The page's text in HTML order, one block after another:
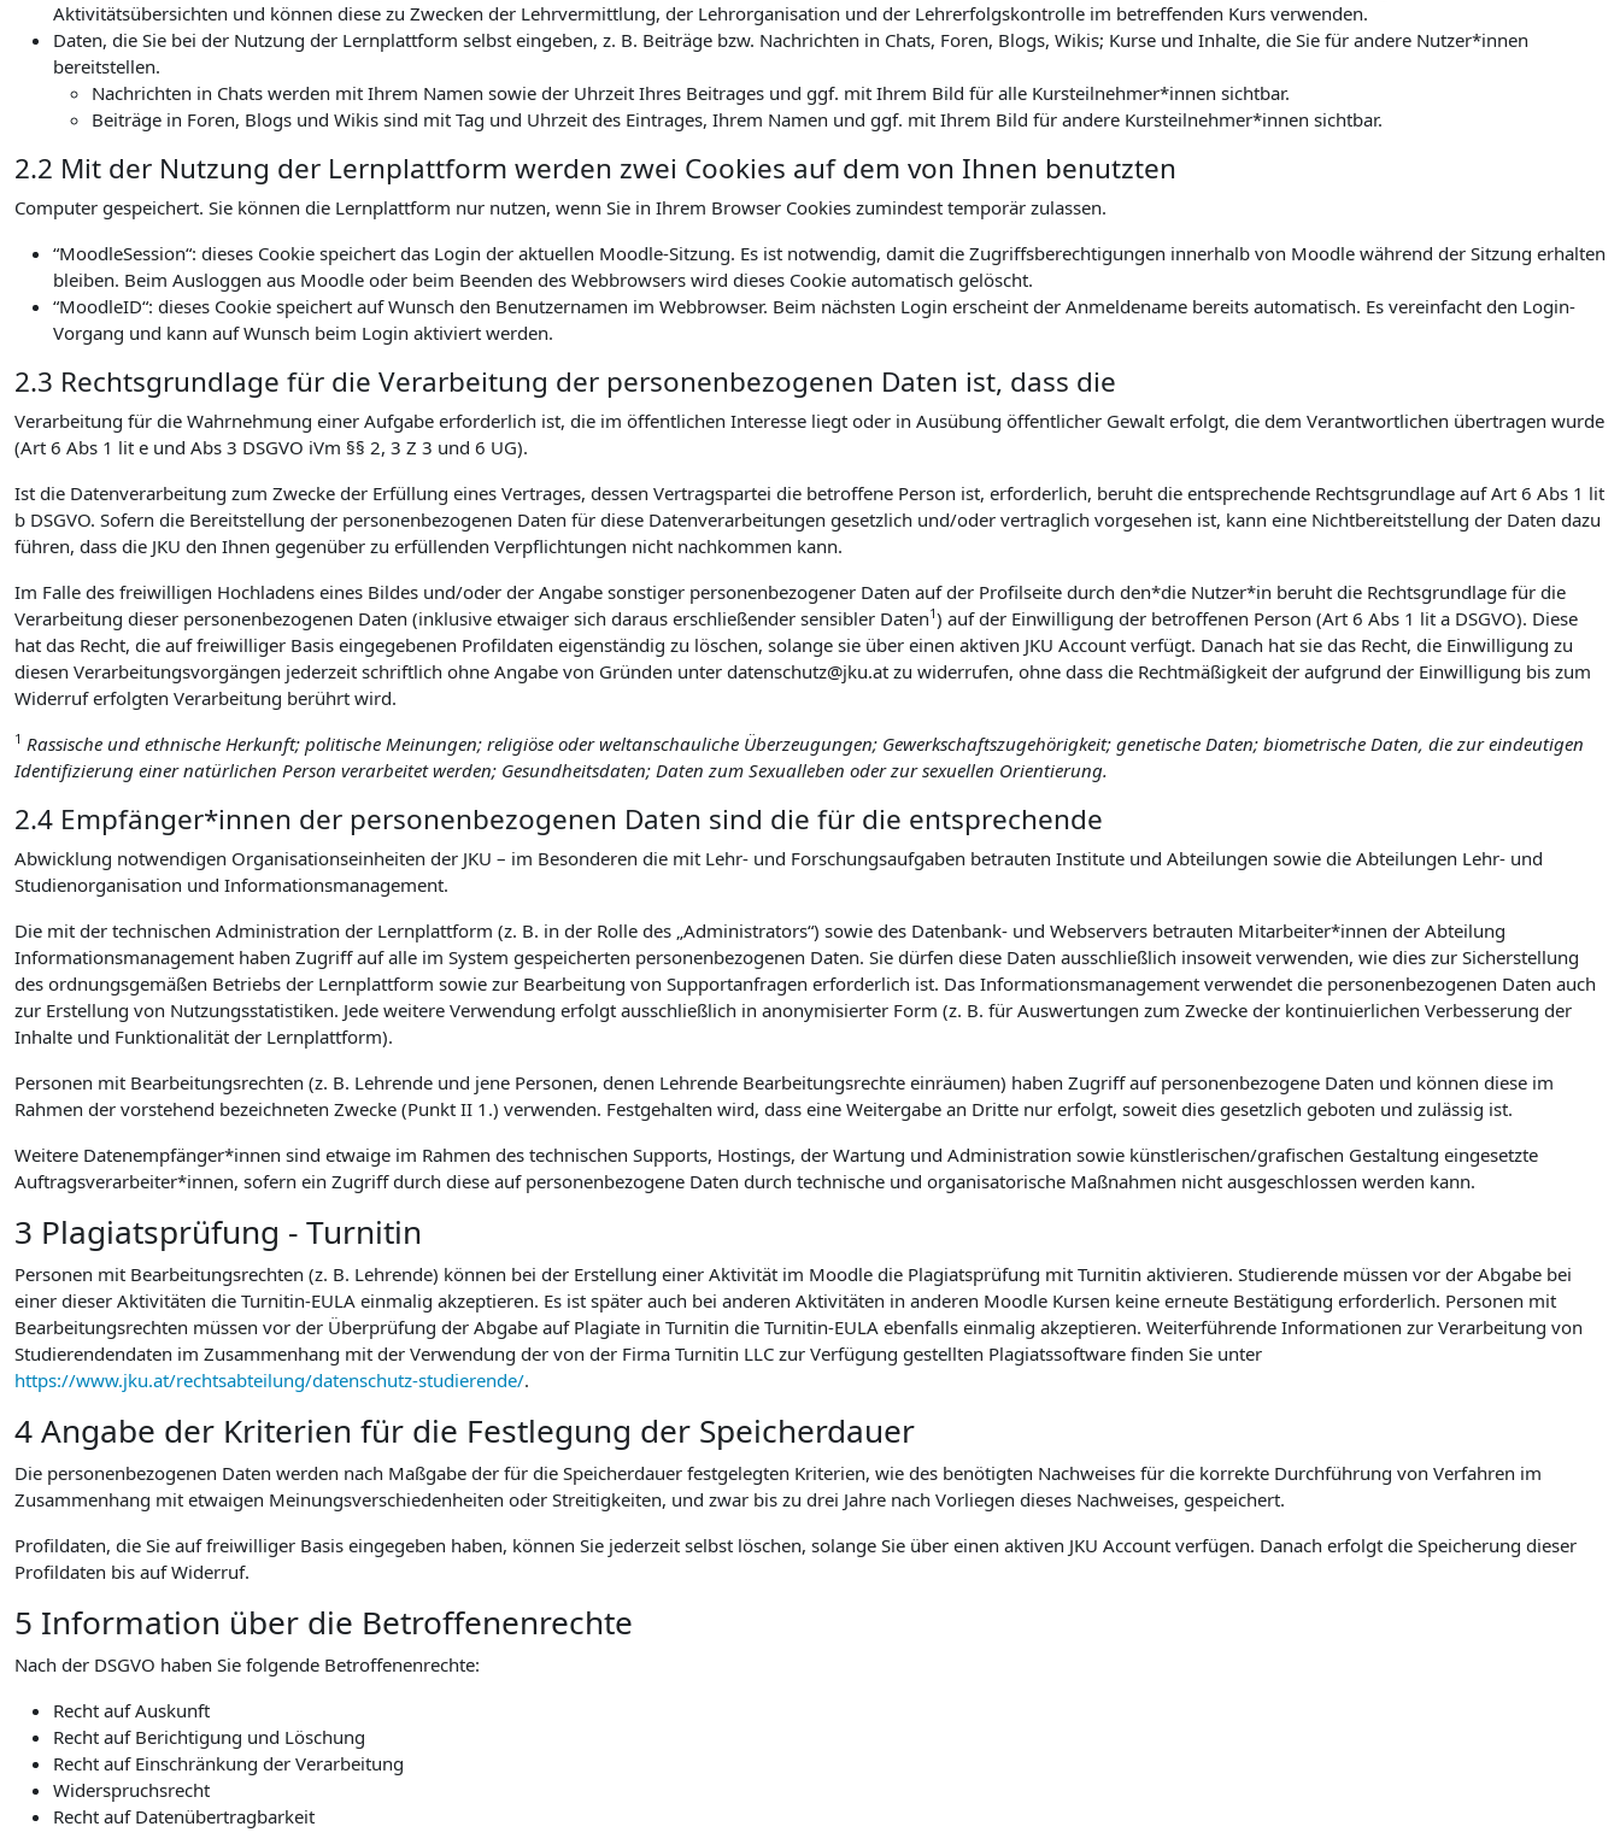
Aktivitätsübersichten und können diese zu Zwecken der Lehrvermittlung, der Lehrorganisation und der Lehrerfolgskontrolle im betreffenden Kurs verwenden.
Daten, die Sie bei der Nutzung der Lernplattform selbst eingeben, z. B. Beiträge bzw. Nachrichten in Chats, Foren, Blogs, Wikis; Kurse und Inhalte, die Sie für andere Nutzer*innen
bereitstellen.
Nachrichten in Chats werden mit Ihrem Namen sowie der Uhrzeit Ihres Beitrages und ggf. mit Ihrem Bild für alle Kursteilnehmer*innen sichtbar.
Beiträge in Foren, Blogs und Wikis sind mit Tag und Uhrzeit des Eintrages, Ihrem Namen und ggf. mit Ihrem Bild für andere Kursteilnehmer*innen sichtbar.
2.2 Mit der Nutzung der Lernplattform werden zwei Cookies auf dem von Ihnen benutzten
Computer gespeichert. Sie können die Lernplattform nur nutzen, wenn Sie in Ihrem Browser Cookies zumindest temporär zulassen.
“MoodleSession“: dieses Cookie speichert das Login der aktuellen Moodle-Sitzung. Es ist notwendig, damit die Zugriffsberechtigungen innerhalb von Moodle während der Sitzung erhalten
bleiben. Beim Ausloggen aus Moodle oder beim Beenden des Webbrowsers wird dieses Cookie automatisch gelöscht.
“MoodleID“: dieses Cookie speichert auf Wunsch den Benutzernamen im Webbrowser. Beim nächsten Login erscheint der Anmeldename bereits automatisch. Es vereinfacht den Login-
Vorgang und kann auf Wunsch beim Login aktiviert werden.
2.3 Rechtsgrundlage für die Verarbeitung der personenbezogenen Daten ist, dass die
Verarbeitung für die Wahrnehmung einer Aufgabe erforderlich ist, die im öffentlichen Interesse liegt oder in Ausübung öffentlicher Gewalt erfolgt, die dem Verantwortlichen übertragen wurde
(Art 6 Abs 1 lit e und Abs 3 DSGVO iVm §§ 2, 3 Z 3 und 6 UG).
Ist die Datenverarbeitung zum Zwecke der Erfüllung eines Vertrages, dessen Vertragspartei die betroffene Person ist, erforderlich, beruht die entsprechende Rechtsgrundlage auf Art 6 Abs 1 lit
b DSGVO. Sofern die Bereitstellung der personenbezogenen Daten für diese Datenverarbeitungen gesetzlich und/oder vertraglich vorgesehen ist, kann eine Nichtbereitstellung der Daten dazu
führen, dass die JKU den Ihnen gegenüber zu erfüllenden Verpflichtungen nicht nachkommen kann.
Im Falle des freiwilligen Hochladens eines Bildes und/oder der Angabe sonstiger personenbezogener Daten auf der Profilseite durch den*die Nutzer*in beruht die Rechtsgrundlage für die
Verarbeitung dieser personenbezogenen Daten (inklusive etwaiger sich daraus erschließender sensibler Daten1) auf der Einwilligung der betroffenen Person (Art 6 Abs 1 lit a DSGVO). Diese
hat das Recht, die auf freiwilliger Basis eingegebenen Profildaten eigenständig zu löschen, solange sie über einen aktiven JKU Account verfügt. Danach hat sie das Recht, die Einwilligung zu
diesen Verarbeitungsvorgängen jederzeit schriftlich ohne Angabe von Gründen unter datenschutz@jku.at zu widerrufen, ohne dass die Rechtmäßigkeit der aufgrund der Einwilligung bis zum
Widerruf erfolgten Verarbeitung berührt wird.
1 Rassische und ethnische Herkunft; politische Meinungen; religiöse oder weltanschauliche Überzeugungen; Gewerkschaftszugehörigkeit; genetische Daten; biometrische Daten, die zur eindeutigen
Identifizierung einer natürlichen Person verarbeitet werden; Gesundheitsdaten; Daten zum Sexualleben oder zur sexuellen Orientierung.
2.4 Empfänger*innen der personenbezogenen Daten sind die für die entsprechende
Abwicklung notwendigen Organisationseinheiten der JKU – im Besonderen die mit Lehr- und Forschungsaufgaben betrauten Institute und Abteilungen sowie die Abteilungen Lehr- und
Studienorganisation und Informationsmanagement.
Die mit der technischen Administration der Lernplattform (z. B. in der Rolle des „Administrators“) sowie des Datenbank- und Webservers betrauten Mitarbeiter*innen der Abteilung
Informationsmanagement haben Zugriff auf alle im System gespeicherten personenbezogenen Daten. Sie dürfen diese Daten ausschließlich insoweit verwenden, wie dies zur Sicherstellung
des ordnungsgemäßen Betriebs der Lernplattform sowie zur Bearbeitung von Supportanfragen erforderlich ist. Das Informationsmanagement verwendet die personenbezogenen Daten auch
zur Erstellung von Nutzungsstatistiken. Jede weitere Verwendung erfolgt ausschließlich in anonymisierter Form (z. B. für Auswertungen zum Zwecke der kontinuierlichen Verbesserung der
Inhalte und Funktionalität der Lernplattform).
Personen mit Bearbeitungsrechten (z. B. Lehrende und jene Personen, denen Lehrende Bearbeitungsrechte einräumen) haben Zugriff auf personenbezogene Daten und können diese im
Rahmen der vorstehend bezeichneten Zwecke (Punkt II 1.) verwenden. Festgehalten wird, dass eine Weitergabe an Dritte nur erfolgt, soweit dies gesetzlich geboten und zulässig ist.
Weitere Datenempfänger*innen sind etwaige im Rahmen des technischen Supports, Hostings, der Wartung und Administration sowie künstlerischen/grafischen Gestaltung eingesetzte
Auftragsverarbeiter*innen, sofern ein Zugriff durch diese auf personenbezogene Daten durch technische und organisatorische Maßnahmen nicht ausgeschlossen werden kann.
3 Plagiatsprüfung - Turnitin
Personen mit Bearbeitungsrechten (z. B. Lehrende) können bei der Erstellung einer Aktivität im Moodle die Plagiatsprüfung mit Turnitin aktivieren. Studierende müssen vor der Abgabe bei
einer dieser Aktivitäten die Turnitin-EULA einmalig akzeptieren. Es ist später auch bei anderen Aktivitäten in anderen Moodle Kursen keine erneute Bestätigung erforderlich. Personen mit
Bearbeitungsrechten müssen vor der Überprüfung der Abgabe auf Plagiate in Turnitin die Turnitin-EULA ebenfalls einmalig akzeptieren. Weiterführende Informationen zur Verarbeitung von
Studierendendaten im Zusammenhang mit der Verwendung der von der Firma Turnitin LLC zur Verfügung gestellten Plagiatssoftware finden Sie unter
https://www.jku.at/rechtsabteilung/datenschutz-studierende/.
4 Angabe der Kriterien für die Festlegung der Speicherdauer
Die personenbezogenen Daten werden nach Maßgabe der für die Speicherdauer festgelegten Kriterien, wie des benötigten Nachweises für die korrekte Durchführung von Verfahren im
Zusammenhang mit etwaigen Meinungsverschiedenheiten oder Streitigkeiten, und zwar bis zu drei Jahre nach Vorliegen dieses Nachweises, gespeichert.
Profildaten, die Sie auf freiwilliger Basis eingegeben haben, können Sie jederzeit selbst löschen, solange Sie über einen aktiven JKU Account verfügen. Danach erfolgt die Speicherung dieser
Profildaten bis auf Widerruf.
5 Information über die Betroffenenrechte
Nach der DSGVO haben Sie folgende Betroffenenrechte:
Recht auf Auskunft
Recht auf Berichtigung und Löschung
Recht auf Einschränkung der Verarbeitung
Widerspruchsrecht
Recht auf Datenübertragbarkeit